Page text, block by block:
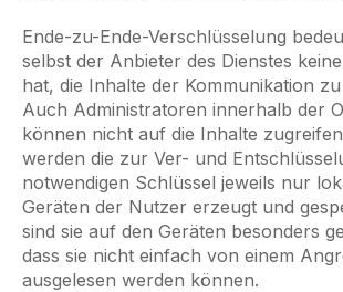
Ende-zu-Ende-Verschlüsselung
selbst der Anbieter des Dienstes
hat, die Inhalte der Kommunikation
Auch Administratoren innerhalb der
können nicht auf die Inhalte
werden die zur Ver- und
notwendigen Schlüssel jeweils nur
Geräten der Nutzer erzeugt und
sind sie auf den Geräten besonders
dass sie nicht einfach von einem
ausgelesen werden können.